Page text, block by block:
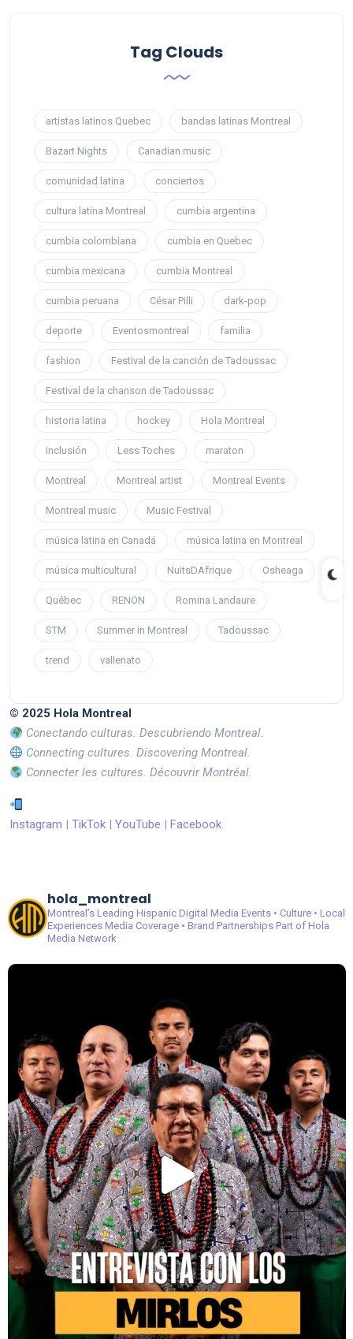
Tag Clouds
artistas latinos Quebec bandas latinas Montreal
Bazart Nights Canadian music
comunidad latina conciertos
cultura latina Montreal cumbia argentina
cumbia colombiana cumbia en Quebec
cumbia mexicana cumbia Montreal
cumbia peruana César Pilli dark-pop
deporte Eventosmontreal familia
fashion Festival de la canción de Tadoussac
Festival de la chanson de Tadoussac
historia latina hockey Hola Montreal
inclusión Less Toches maraton
Montreal Montreal artist Montreal Events
Montreal music Music Festival
música latina en Canadá música latina en Montreal
música multicultural NuitsDAfrique Osheaga
Québec RENON Romina Landaure
STM Summer in Montreal Tadoussac
trend vallenato
© 2025 Hola Montreal
Conectando culturas. Descubriendo Montreal.
Connecting cultures. Discovering Montreal.
Connecter les cultures. Découvrir Montréal.
Instagram | TikTok | YouTube | Facebook
hola_montreal
Montreal’s Leading Hispanic Digital Media Events • Culture • Local
ExperiencesMedia Coverage • Brand PartnershipsPart of Hola
Media Network